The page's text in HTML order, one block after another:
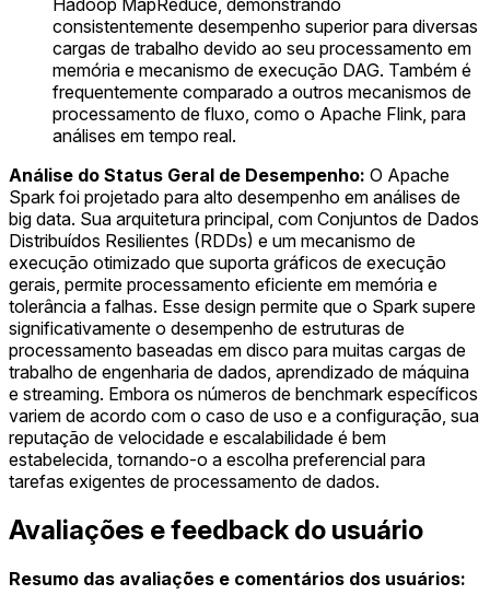
Hadoop MapReduce, demonstrando
consistentemente desempenho superior para diversas
cargas de trabalho devido ao seu processamento em
memória e mecanismo de execução DAG. Também é
frequentemente comparado a outros mecanismos de
processamento de fluxo, como o Apache Flink, para
análises em tempo real.
Análise do Status Geral de Desempenho: O Apache
Spark foi projetado para alto desempenho em análises de
big data. Sua arquitetura principal, com Conjuntos de Dados
Distribuídos Resilientes (RDDs) e um mecanismo de
execução otimizado que suporta gráficos de execução
gerais, permite processamento eficiente em memória e
tolerância a falhas. Esse design permite que o Spark supere
significativamente o desempenho de estruturas de
processamento baseadas em disco para muitas cargas de
trabalho de engenharia de dados, aprendizado de máquina
e streaming. Embora os números de benchmark específicos
variem de acordo com o caso de uso e a configuração, sua
reputação de velocidade e escalabilidade é bem
estabelecida, tornando-o a escolha preferencial para
tarefas exigentes de processamento de dados.
Avaliações e feedback do usuário
Resumo das avaliações e comentários dos usuários: